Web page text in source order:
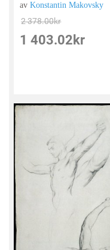
avKonstantin Makovsky
2 378.00kr
1 403.02 kr